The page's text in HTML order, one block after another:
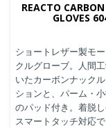
REACTO
GLOVES
ショートレザー製モ
クルグローブ。人間
いたカーボンナック
ションと、パーム・
のパッド付き。着脱し
スマートタッチ対応